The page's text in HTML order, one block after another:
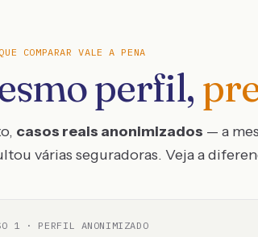
COMPARAR VALE A PENA
perfil,
casos reais anonimizados — a
várias seguradoras. Veja a
1 · PERFIL ANONIMIZADO